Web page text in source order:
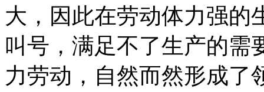
大，因此在劳动体力强的
叫号，满足不了生产的需
力劳动，自然而然形成了